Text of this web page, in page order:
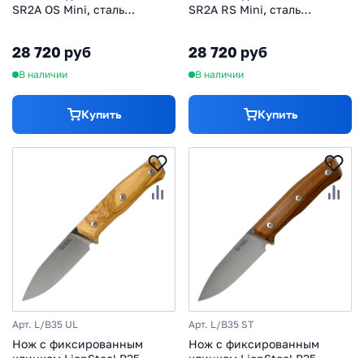
SR2A OS Mini, сталь
(Solid®), оранжевый
28 720 руб
В наличии
Купить
SR2A RS Mini, сталь
(Solid®), красный
28 720 руб
В наличии
Купить
Арт. L/B35 UL
Нож с фиксированным
Арт. L/B35 ST
Нож с фиксированным